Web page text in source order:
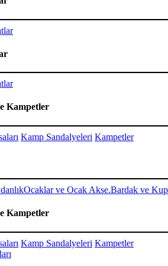
Kampetler
Kamp Sandalyeleri Kampetler
Ocaklar ve Ocak Akse.Bardak ve
Kampetler
Kamp Sandalyeleri Kampetler